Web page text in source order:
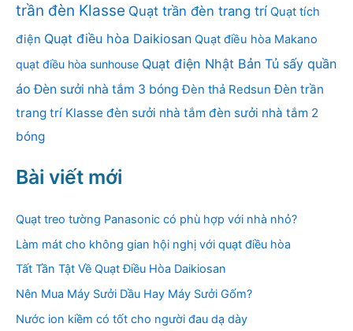
trần đèn Klasse Quạt trần đèn trang trí Quạt tích
điện Quạt điều hòa Daikiosan Quạt điều hòa Makano
quạt điều hòa sunhouse Quạt điện Nhật Bản Tủ sấy quần
áo Đèn sưởi nhà tắm 3 bóng Đèn thả Redsun Đèn trần
trang trí Klasse đèn sưởi nhà tắm đèn sưởi nhà tắm 2
bóng
Bài viết mới
Quạt treo tường Panasonic có phù hợp với nhà nhỏ?
Làm mát cho không gian hội nghị với quạt điều hòa
Tất Tần Tật Về Quạt Điều Hòa Daikiosan
Nên Mua Máy Sưởi Dầu Hay Máy Sưởi Gốm?
Nước ion kiềm có tốt cho người đau dạ dày